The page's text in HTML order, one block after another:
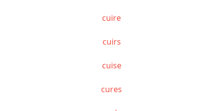
cuire
cuirs
cuise
cures